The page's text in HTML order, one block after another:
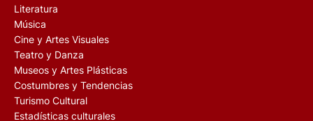
Literatura
Música
Cine y Artes Visuales
Teatro y Danza
Museos y Artes Plásticas
Costumbres y Tendencias
Turismo Cultural
Estadísticas culturales